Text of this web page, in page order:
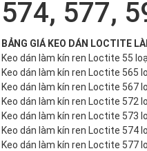
574, 577,
BẢNG GIÁ KEO DÁN LOCTITE
Keo dán làm kín ren Loctite 55
Keo dán làm kín ren Loctite 565
Keo dán làm kín ren Loctite 567
Keo dán làm kín ren Loctite 572
Keo dán làm kín ren Loctite 573
Keo dán làm kín ren Loctite 574
Keo dán làm kín ren Loctite 577